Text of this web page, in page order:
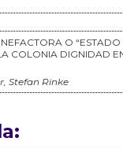
O
COLONIA DIGNIDAD
Stefan Rinke